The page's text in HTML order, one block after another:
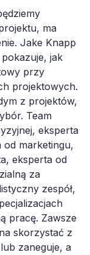
ma
Jake Knapp
jak
przy
projektowych.
z projektów,
Team
eksperta
od marketingu,
eksperta od
za
zespół,
pracę. Zawsze
skorzystać z
zaneguje, a